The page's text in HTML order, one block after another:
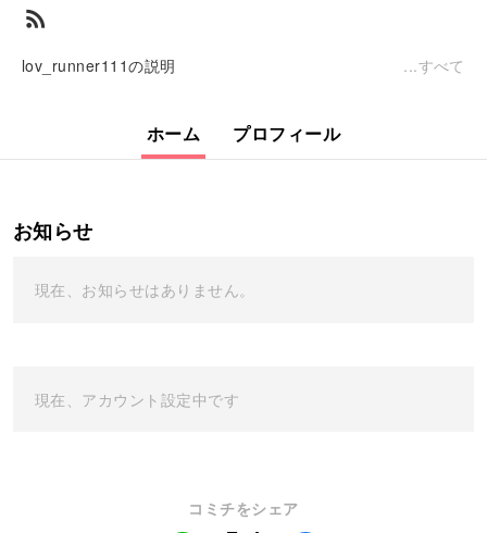
rss_feed
lov_runner111の説明 すべて
ホーム プロフィール
お知らせ
現在、お知らせはありません。
現在、アカウント設定中です
コミチをシェア